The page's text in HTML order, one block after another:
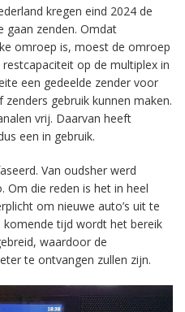
kregen eind 2024 de
gaan zenden. Omdat
omroep is, moest de omroep
op de multiplex in
een gedeelde zender voor
gebruik kunnen maken.
vrij. Daarvan heeft
een in gebruik.
Van oudsher werd
Om die reden is het in heel
om nieuwe auto’s uit te
tijd wordt het bereik
waardoor de
te ontvangen zullen zijn.